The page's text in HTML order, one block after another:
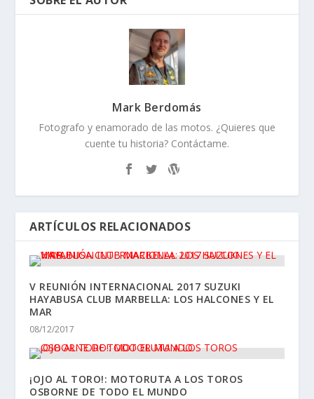
Mark Berdomás
Fotografo y enamorado de las motos. ¿Quieres que
cuente tu historia? Contáctame.
ARTÍCULOS RELACIONADOS
V REUNIÓN INTERNACIONAL 2017 SUZUKI
HAYABUSA CLUB MARBELLA: LOS HALCONES Y EL
MAR
08/12/2017
¡OJO AL TORO!: MOTORUTA A LOS TOROS
OSBORNE DE TODO EL MUNDO